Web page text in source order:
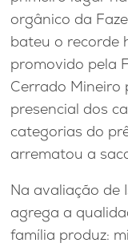
orgânico da
bateu o recorde
promovido pela
Cerrado Mineiro
presencial dos
categorias do
arrematou a
Na avaliação de
agrega a
família produz: